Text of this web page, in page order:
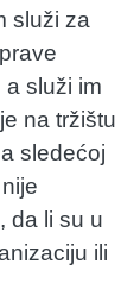
služi za
služi im
na tržištu
sledećoj
da li su u
ili